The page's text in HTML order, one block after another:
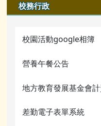
公開資訊
檔案下載
行事曆
行事曆
校園影音
檔案下載
行事曆
網管常用連結
關於我們
行事曆
業務職掌
活動相簿
榮譽榜
校園影音
常用連結
校務行政
校園活動google相簿
營養午餐公告
地方教育發展基金會
差勤電子表單系統